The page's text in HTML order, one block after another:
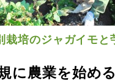
栽培のジャガイモと
に農業を始め